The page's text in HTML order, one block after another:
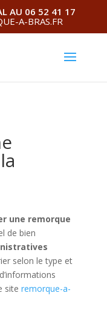
AU 06 52 41 17
A-BRAS.FR
une remorque
de bien
selon le type et
site remorque-a-